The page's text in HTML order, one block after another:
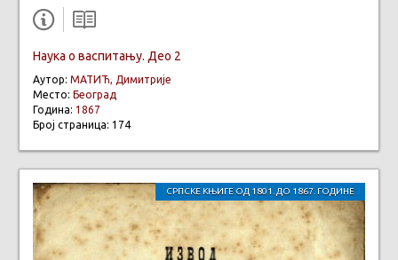
Наука о васпитању. Део 2
Аутор: МАТИЋ, Димитрије
Место: Београд
Година: 1867
Број страница: 174
СРПСКЕ КЊИГЕ ОД 1801. ДО 1867. ГОДИНЕ